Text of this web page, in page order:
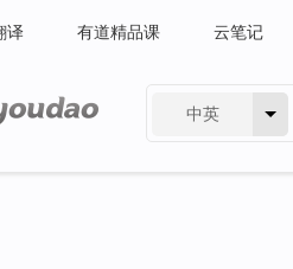
译 有道精品课 云笔记
中英